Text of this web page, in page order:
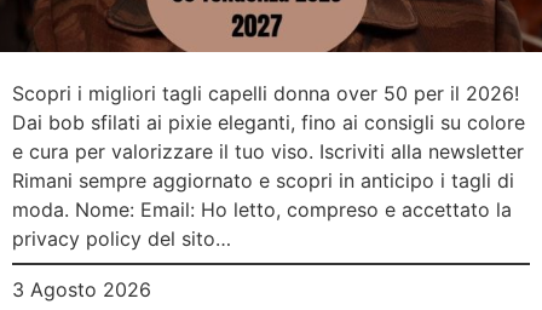
Scopri i migliori tagli capelli donna over 50 per il 2026!
Dai bob sfilati ai pixie eleganti, fino ai consigli su colore
e cura per valorizzare il tuo viso. Iscriviti alla newsletter
Rimani sempre aggiornato e scopri in anticipo i tagli di
moda. Nome: Email: Ho letto, compreso e accettato la
privacy policy del sito…
3 Agosto 2026